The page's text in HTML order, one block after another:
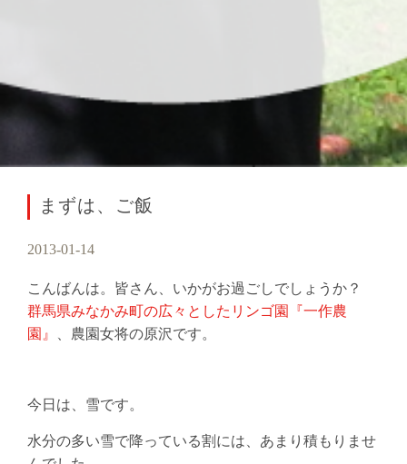
まずは、ご飯
2013-01-14
こんばんは。皆さん、いかがお過ごしでしょうか？
群馬県みなかみ町の広々としたリンゴ園『一作農
園』
、農園女将の原沢です。
今日は、雪です。
水分の多い雪で降っている割には、あまり積もりませ